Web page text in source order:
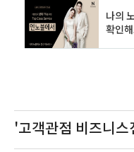
'고객관점 비즈니스